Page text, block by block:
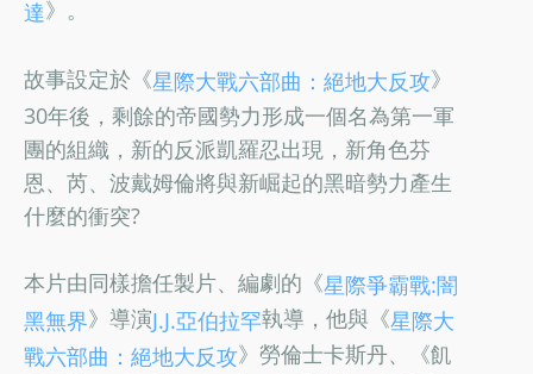
達》。
故事設定於《星際大戰六部曲：絕地大反攻》
30年後，剩餘的帝國勢力形成一個名為第一軍
團的組織，新的反派凱羅忍出現，新角色芬
恩、芮、波戴姆倫將與新崛起的黑暗勢力產生
什麼的衝突?
本片由同樣擔任製片、編劇的《星際爭霸戰:闇
黑無界》導演J.J.亞伯拉罕執導，他與《星際大
戰六部曲：絕地大反攻》勞倫士卡斯丹、《飢